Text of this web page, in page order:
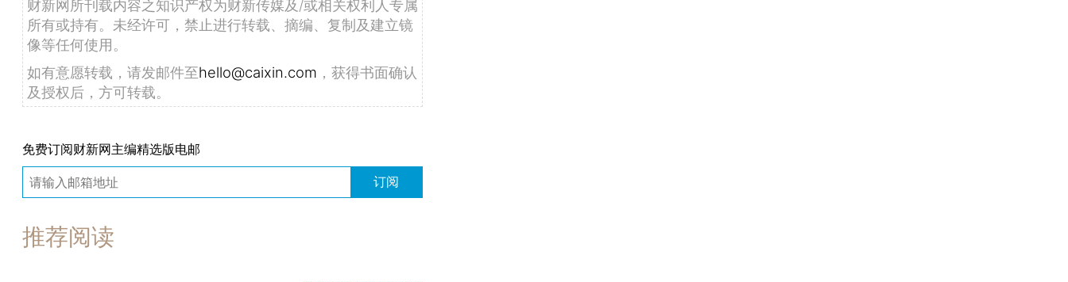
财新网所刊载内容之知识产权为财新传媒及/或相关权利人专属
所有或持有。未经许可，禁止进行转载、摘编、复制及建立镜
像等任何使用。
如有意愿转载，请发邮件至hello@caixin.com ，获得书面确认
及授权后，方可转载。
免费订阅财新网主编精选版电邮
订阅
推荐阅读